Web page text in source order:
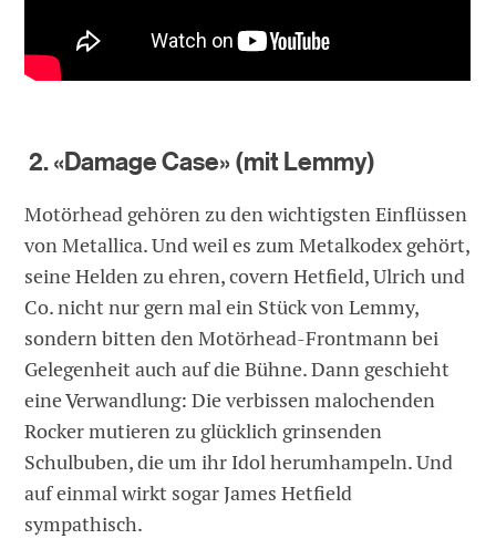
2. «Damage Case» (mit Lemmy)
Motörhead gehören zu den wichtigsten Einflüssen
von Metallica. Und weil es zum Metalkodex gehört,
seine Helden zu ehren, covern Hetfield, Ulrich und
Co. nicht nur gern mal ein Stück von Lemmy,
sondern bitten den Motörhead-Frontmann bei
Gelegenheit auch auf die Bühne. Dann geschieht
eine Verwandlung: Die verbissen malochenden
Rocker mutieren zu glücklich grinsenden
Schulbuben, die um ihr Idol herumhampeln. Und
auf einmal wirkt sogar James Hetfield
sympathisch.